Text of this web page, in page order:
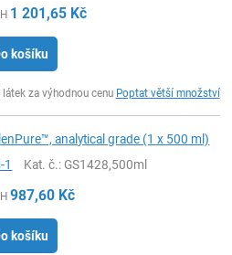
1 201,65 Kč
košíku
za výhodnou cenu Poptat větší množství
analytical grade (1 x 500 ml)
1 Kat. č.: GS1428,500ml
987,60 Kč
košíku